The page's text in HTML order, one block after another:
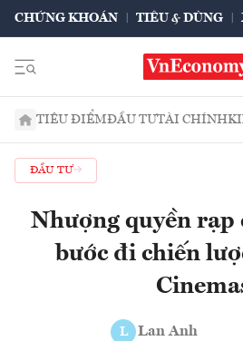
CHỨNG KHOÁN TIÊU & DÙNG
TIÊU ĐIỂMĐẦU TƯTÀI CHÍNH
ĐẦU TƯ
Nhượng quyền rạp
bước đi chiến
L Lan Anh